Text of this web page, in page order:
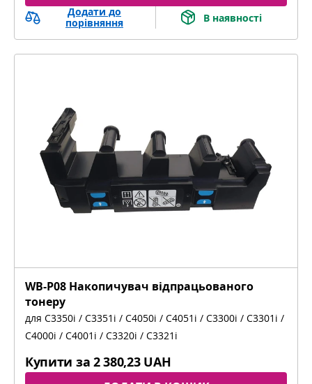
Додати до
порівняння
В наявності
WB-P08 Накопичувач відпрацьованого
тонеру
для C3350i / C3351i / C4050i / C4051i / C3300i / C3301i /
C4000i / C4001i / C3320i / C3321i
Купити за 2 380,23 UAH